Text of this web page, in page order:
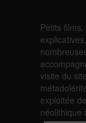
Petits
visite du
exploitée
néolithique